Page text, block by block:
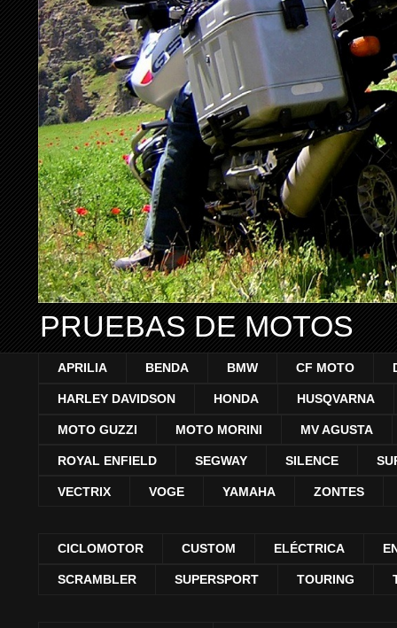
PRUEBAS DE MOTOS
APRILIA BENDA BMW CF MOTO
HARLEY DAVIDSON HONDA HUSQVARNA
MOTO GUZZI MOTO MORINI MV AGUSTA
ROYAL ENFIELD SEGWAY SILENCE
VECTRIX VOGE YAMAHA ZONTES
CICLOMOTOR CUSTOM ELÉCTRICA
SCRAMBLER SUPERSPORT TOURING